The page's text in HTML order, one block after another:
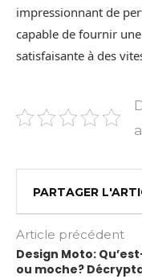
impressionnant de
capable de fournir
satisfaisante à des
PARTAGER
Article précédent
Design Moto:
ou moche?